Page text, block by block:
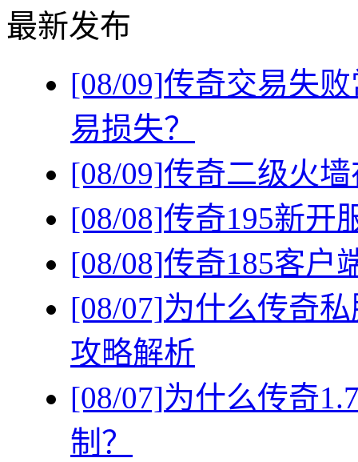
最新发布
[08/09]传奇交易失
易损失？
[08/09]传奇二级火
[08/08]传奇195新开
[08/08]传奇185客户
[08/07]为什么传奇
攻略解析
[08/07]为什么传奇
制？